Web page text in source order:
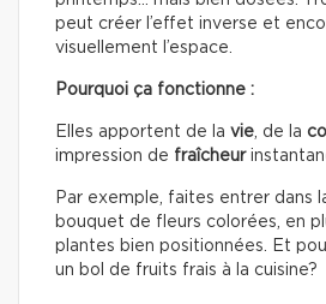
peut créer l’effet inverse et
visuellement l’espace.
Pourquoi ça fonctionne :
Elles apportent de la vie, de la
impression de fraîcheur
Par exemple, faites entrer dans
bouquet de fleurs colorées, en
plantes bien positionnées. Et
un bol de fruits frais à la cuisine?